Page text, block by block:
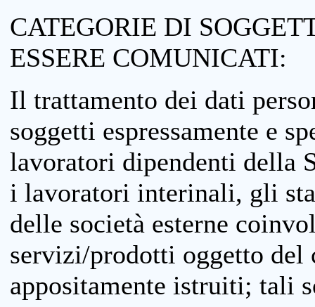
CATEGORIE DI
ESSERE COMUNICATI:
Il trattamento dei dati
soggetti espressamente e
lavoratori dipendenti della
i lavoratori interinali, gli
delle società esterne
servizi/prodotti oggetto
appositamente istruiti; tali